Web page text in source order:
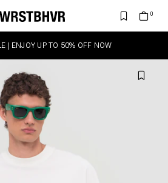
| ENJOY UP TO 50% OFF NOW